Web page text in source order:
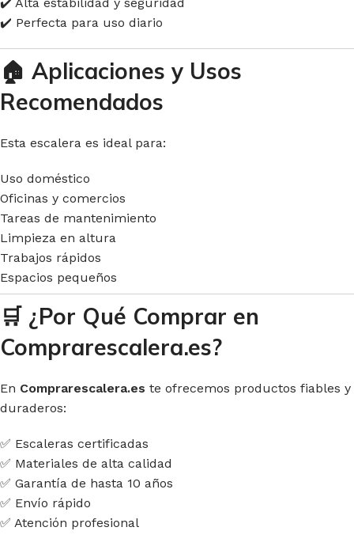
✔️ Perfecta para uso diario
🏠 Aplicaciones y Usos
Recomendados
Esta escalera es ideal para:
Uso doméstico
Oficinas y comercios
Tareas de mantenimiento
Limpieza en altura
Trabajos rápidos
Espacios pequeños
🛒 ¿Por Qué Comprar en
Comprarescalera.es?
En Comprarescalera.es te ofrecemos productos fiables y
duraderos:
✅ Escaleras certificadas
✅ Materiales de alta calidad
✅ Garantía de hasta 10 años
✅ Envío rápido
✅ Atención profesional